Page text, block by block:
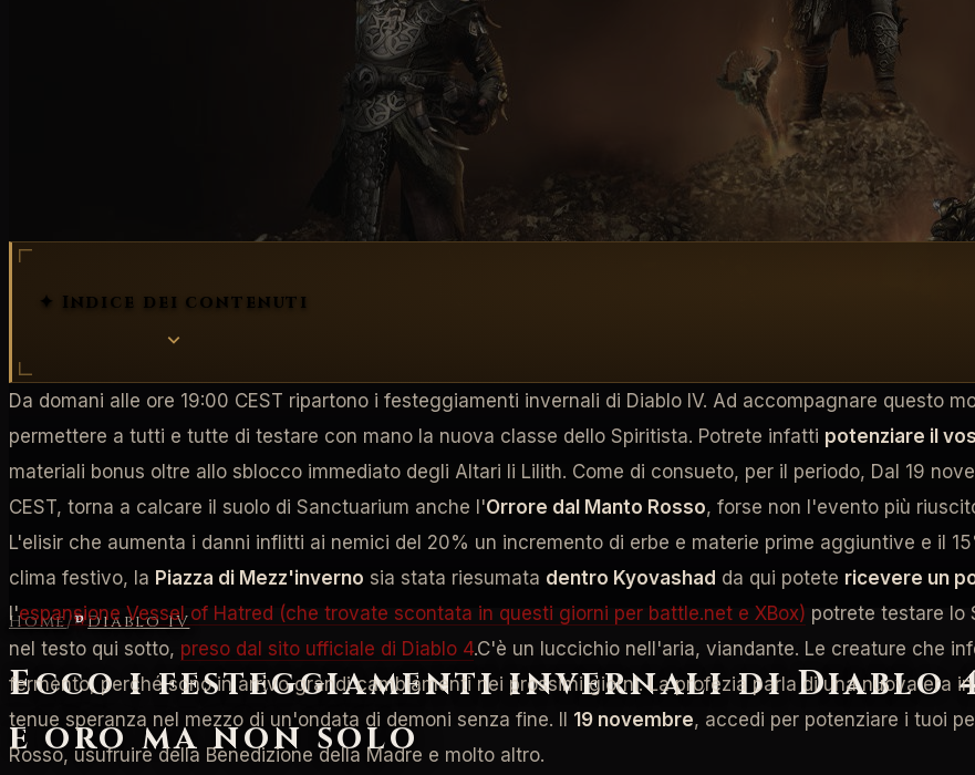
Home/ Diablo IV
Ecco i festeggiamenti invernali di Diablo
e oro ma non solo
✦ Indice dei contenuti
Da domani alle ore 19:00 CEST ripartono i festeggiamenti invernali di Diablo IV. Ad accompagnare questo
permettere a tutti e tutte di testare con mano la nuova classe dello Spiritista. Potrete infatti potenziare il
materiali bonus oltre allo sblocco immediato degli Altari li Lilith. Come di consueto, per il periodo, Dal 19
CEST, torna a calcare il suolo di Sanctuarium anche l'Orrore dal Manto Rosso, forse non l'evento più
L'elisir che aumenta i danni inflitti ai nemici del 20% un incremento di erbe e materie prime aggiuntive e il
clima festivo, la Piazza di Mezz'inverno sia stata riesumata dentro Kyovashad da qui potete ricevere un
l'espansione Vessel of Hatred (che trovate scontata in questi giorni per battle.net e XBox) potrete testare lo
nel testo qui sotto, preso dal sito ufficiale di Diablo 4.C'è un luccichio nell'aria, viandante. Le creature che
fermento, perché sono in arrivo grandi cambiamenti nei prossimi giorni. La profezia parla di una nuova era
tenue speranza nel mezzo di un'ondata di demoni senza fine. Il 19 novembre, accedi per potenziare i tuoi
Rosso, usufruire della Benedizione della Madre e molto altro.